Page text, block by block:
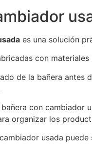
es una solución
con
de la bañera antes
con cambiador
organizar los
usada